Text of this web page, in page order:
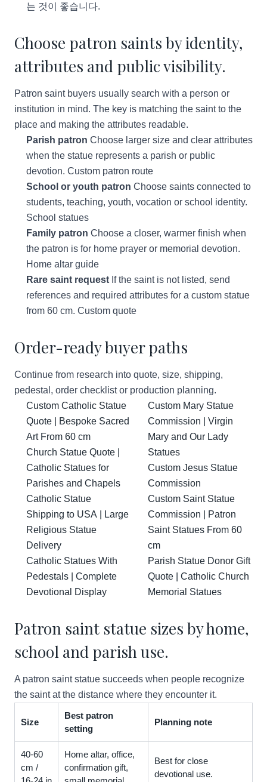
는 것이 좋습니다.
Choose patron saints by identity,
attributes and public visibility.
Patron saint buyers usually search with a person or
institution in mind. The key is matching the saint to the
place and making the attributes readable.
Parish patron Choose larger size and clear attributes
when the statue represents a parish or public
devotion. Custom patron route
School or youth patron Choose saints connected to
students, teaching, youth, vocation or school identity.
School statues
Family patron Choose a closer, warmer finish when
the patron is for home prayer or memorial devotion.
Home altar guide
Rare saint request If the saint is not listed, send
references and required attributes for a custom statue
from 60 cm. Custom quote
Order-ready buyer paths
Continue from research into quote, size, shipping,
pedestal, order checklist or production planning.
Custom Catholic Statue
Quote | Bespoke Sacred
Art From 60 cm
Church Statue Quote |
Catholic Statues for
Parishes and Chapels
Catholic Statue
Shipping to USA | Large
Religious Statue
Delivery
Catholic Statues With
Pedestals | Complete
Devotional Display
Custom Mary Statue
Commission | Virgin
Mary and Our Lady
Statues
Custom Jesus Statue
Commission
Custom Saint Statue
Commission | Patron
Saint Statues From 60
cm
Parish Statue Donor Gift
Quote | Catholic Church
Memorial Statues
Patron saint statue sizes by home,
school and parish use.
A patron saint statue succeeds when people recognize
the saint at the distance where they encounter it.
Size
Best patron
setting
Planning note
40-60
cm /
Home altar, office,
confirmation gift,
Best for close
devotional use.